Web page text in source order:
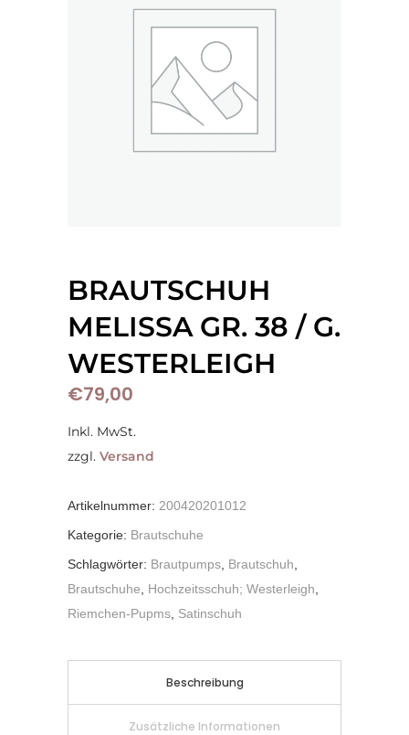
BRAUTSCHUH
MELISSA GR. 38 / G.
WESTERLEIGH
€79,00
Inkl. MwSt.
zzgl. Versand
Artikelnummer: 200420201012
Kategorie: Brautschuhe
Schlagwörter: Brautpumps Brautschuh
Brautschuhe
Hochzeitsschuh; Westerleigh
Riemchen-Pupms Satinschuh
Beschreibung
Zusätzliche Informationen